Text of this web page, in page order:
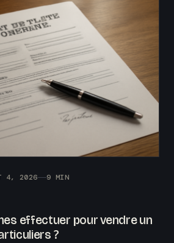
4, 2026 9 MIN
effectuer pour vendre un
?